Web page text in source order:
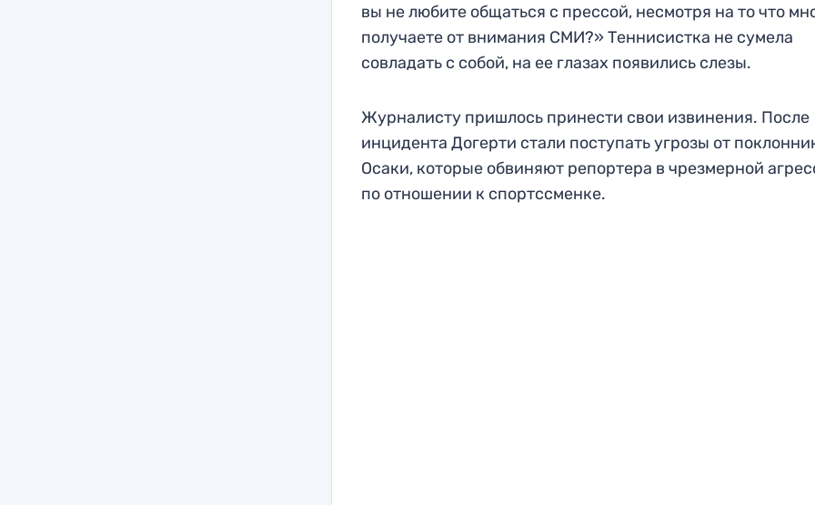
вы не любите общаться с прессой, несмотря на то что
получаете от внимания СМИ?» Теннисистка не сумела
совладать с собой, на ее глазах появились слезы.
Журналисту пришлось принести свои извинения. После
инцидента Догерти стали поступать угрозы от
Осаки, которые обвиняют репортера в чрезмерной
по отношении к спортссменке.